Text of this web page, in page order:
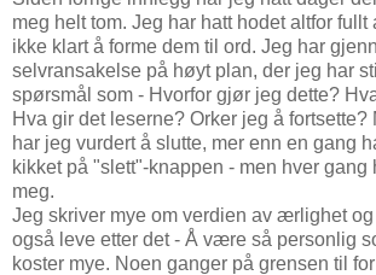
meg helt tom. Jeg har hatt hodet altfor fullt
ikke klart å forme dem til ord. Jeg har
selvransakelse på høyt plan, der jeg har
spørsmål som - Hvorfor gjør jeg dette?
Hva gir det leserne? Orker jeg å fortsette?
har jeg vurdert å slutte, mer enn en gang
kikket på "slett"-knappen - men hver gang
meg.
Jeg skriver mye om verdien av ærlighet
også leve etter det - Å være så personlig
koster mye. Noen ganger på grensen til